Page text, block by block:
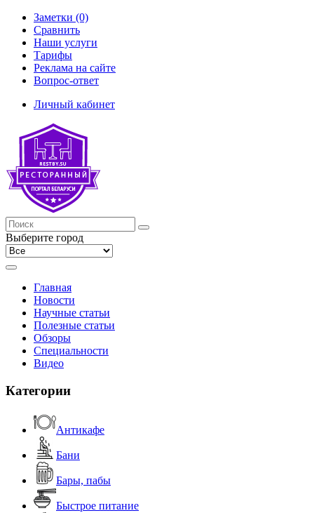
Заметки (0)
Сравнить
Наши услуги
Тарифы
Реклама на сайте
Вопрос-ответ
Личный кабинет
Выберите город
Главная
Новости
Научные статьи
Полезные статьи
Обзоры
Специальности
Видео
Категории
Антикафе
Бани
Бары, пабы
Быстрое питание